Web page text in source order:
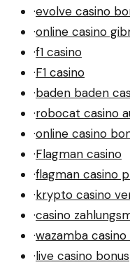
·evolve casino
·online casino
·f1 casino
·F1 casino
·baden baden
·robocat casino
·online casino
·Flagman casino
·flagman casino
·krypto casino
·casino
·wazamba
·live casino bonus